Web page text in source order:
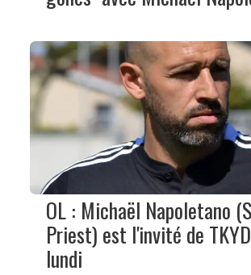
OL : Michaël Napoletano
Priest) est l'invité de
lundi